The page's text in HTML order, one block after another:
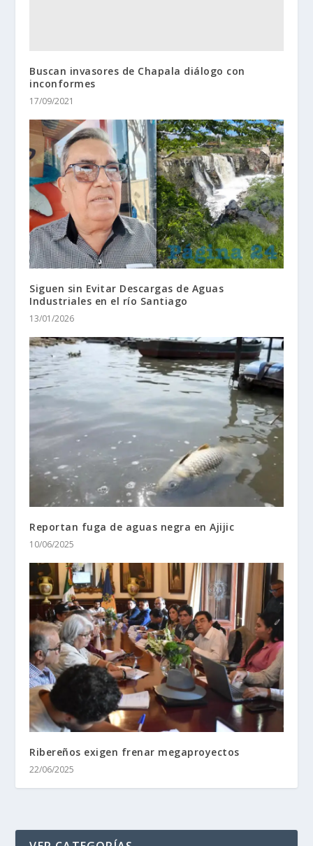
Buscan invasores de Chapala diálogo con
inconformes
17/09/2021
Siguen sin Evitar Descargas de Aguas
Industriales en el río Santiago
13/01/2026
Reportan fuga de aguas negra en Ajijic
10/06/2025
Ribereños exigen frenar megaproyectos
22/06/2025